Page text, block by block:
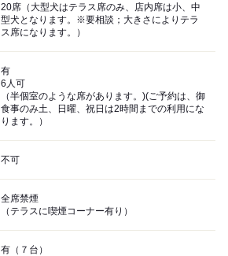
20席（大型犬はテラス席のみ、店内席は小、中
型犬となります。※要相談；大きさによりテラ
ス席になります。）
有
6人可
（半個室のような席があります。)(ご予約は、御
食事のみ土、日曜、祝日は2時間までの利用にな
ります。）
不可
全席禁煙
（テラスに喫煙コーナー有り）
有（７台）